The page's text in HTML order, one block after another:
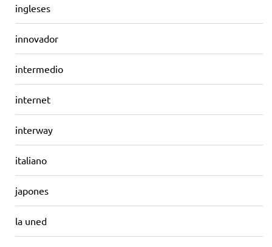
ingleses
innovador
intermedio
internet
interway
italiano
japones
la uned